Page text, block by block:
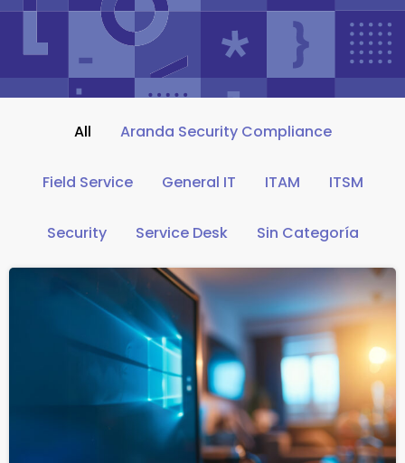
All Aranda Security Compliance
Field Service General IT ITAM ITSM
Security Service Desk Sin Categoría